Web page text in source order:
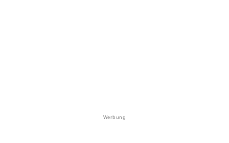
Werbung